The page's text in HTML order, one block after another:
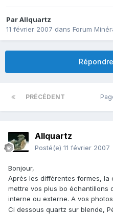
ParAllquartz
11 février 2007 dans Forum
PRÉCÉDENT
Allquartz
Posté(e) 11 février 2007
Bonjour,
Après les différentes formes, la
mettre vos plus bo échantillons
interne ou externe. A vos
Ci dessous quartz sur blende,